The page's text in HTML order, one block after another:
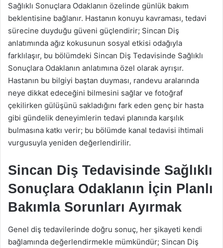
Sağlıklı Sonuçlara Odaklanın özelinde günlük bakım
beklentisine bağlanır. Hastanın konuyu kavraması, tedavi
sürecine duyduğu güveni güçlendirir; Sincan Diş
anlatımında ağız kokusunun sosyal etkisi odağıyla
farklılaşır, bu bölümdeki Sincan Diş Tedavisinde Sağlıklı
Sonuçlara Odaklanın anlatımına özel olarak ayrışır.
Hastanın bu bilgiyi baştan duyması, randevu aralarında
neye dikkat edeceğini bilmesini sağlar ve fotoğraf
çekilirken gülüşünü sakladığını fark eden genç bir hasta
gibi gündelik deneyimlerin tedavi planında karşılık
bulmasına katkı verir; bu bölümde kanal tedavisi ihtimali
vurgusuyla yeniden değerlendirilir.
Sincan Diş Tedavisinde Sağlıklı
Sonuçlara Odaklanın İçin Planlı
Bakımla Sorunları Ayırmak
Genel diş tedavilerinde doğru sonuç, her şikayeti kendi
bağlamında değerlendirmekle mümkündür; Sincan Diş